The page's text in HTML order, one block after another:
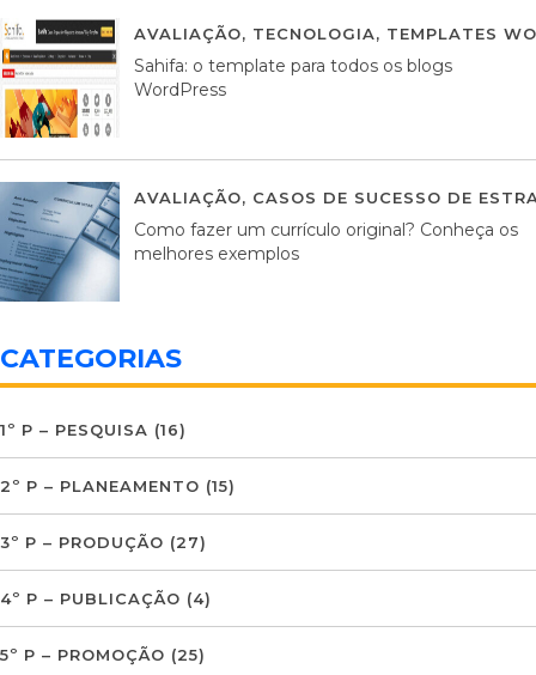
AVALIAÇÃO, TECNOLOGIA, TEMPLATES
Sahifa: o template para todos os blogs
WordPress
AVALIAÇÃO, CASOS DE SUCESSO DE
Como fazer um currículo original? Conheça os
melhores exemplos
CATEGORIAS
1º P – PESQUISA (16)
2º P – PLANEAMENTO (15)
3º P – PRODUÇÃO (27)
4º P – PUBLICAÇÃO (4)
5º P – PROMOÇÃO (25)